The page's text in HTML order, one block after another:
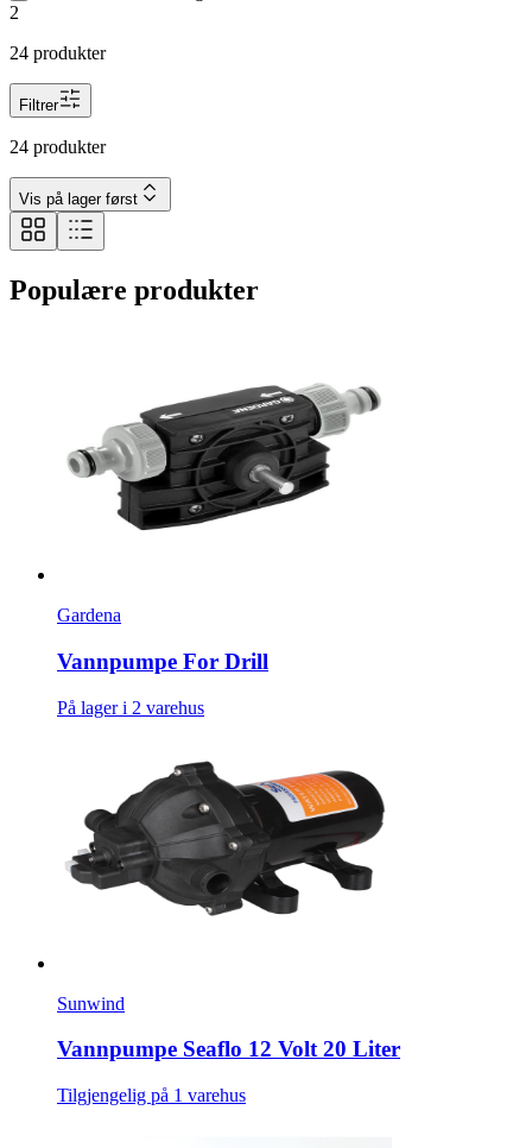
2
24 produkter
Filtrer
24 produkter
Vis på lager først
Populære produkter
Gardena
Vannpumpe For Drill
På lager i 2 varehus
Sunwind
Vannpumpe Seaflo 12 Volt 20 Liter
Tilgjengelig på 1 varehus